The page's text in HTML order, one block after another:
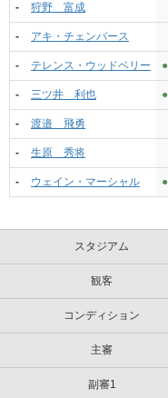
- 狩野 富成
- アキ・チェンバース
- テレンス・ウッドベリー ●︎
- 三ツ井 利也 ●︎
- 渡邉 飛勇
- 生原 秀将
- ウェイン・マーシャル ●︎
スタジアム
観客
コンディション
主審
副審1